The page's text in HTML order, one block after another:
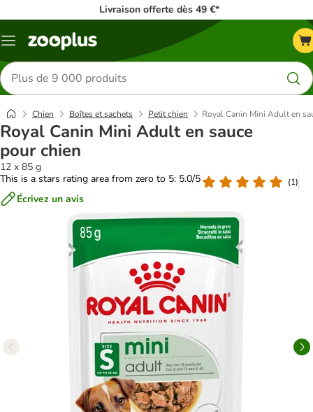
Livraison offerte dès 49 €*
Menu
Rechercher
des
produits
Chien Boîtes et sachets Petit chien Royal Canin Mini Adult en
Royal Canin Mini Adult en sauce
pour chien
12 x 85 g
This is a stars rating area from zero to 5: 5.0/5
(1)
Écrivez un avis